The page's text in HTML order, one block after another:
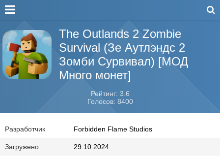
The Outlands 2 Zombie
Survival (Зе Аутлэндс 2
Зомби Сурвивал) [МОД
Много монет]
Рейтинг: 3.6
Голосов: 8400
Разработчик Forbidden Flame Studios
Загружено 29.10.2024